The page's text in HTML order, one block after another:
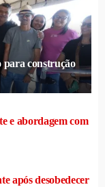
para construção
e abordagem com
após desobedecer